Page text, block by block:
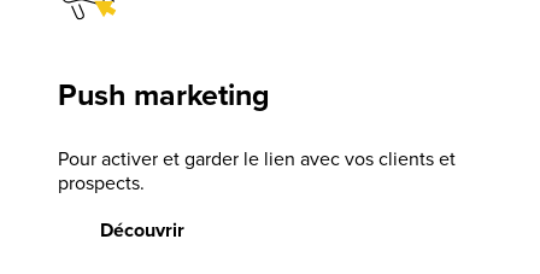
Push marketing
Pour activer et garder le lien avec vos clients et
prospects.
Découvrir